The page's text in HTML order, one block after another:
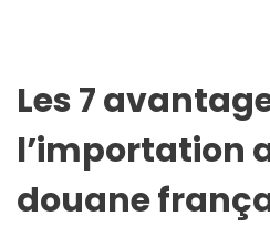
Les 7
l’importation
douane